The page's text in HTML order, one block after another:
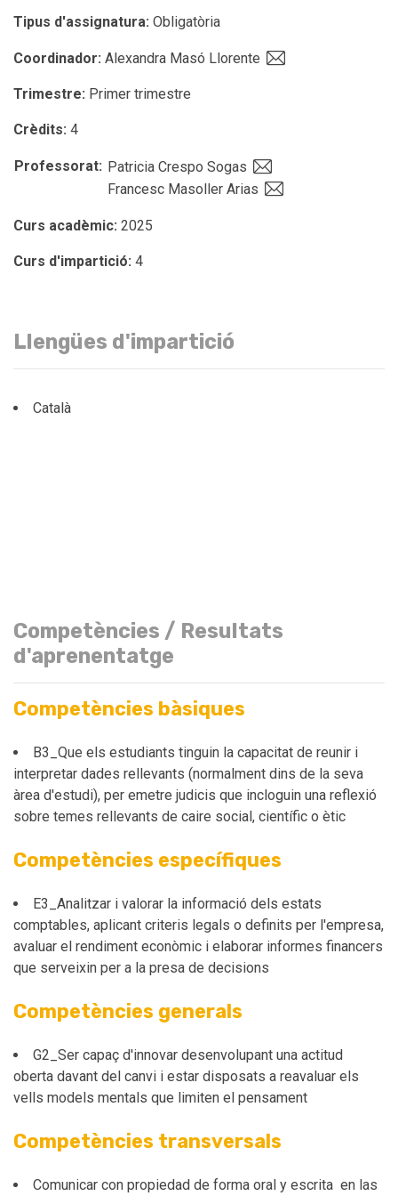
Tipus d'assignatura: Obligatòria
Coordinador: Alexandra Masó Llorente
Trimestre: Primer trimestre
Crèdits: 4
Professorat: Patricia Crespo Sogas
Francesc Masoller Arias
Curs acadèmic: 2025
Curs d'impartició: 4
Llengües d'impartició
Català
Competències / Resultats
d'aprenentatge
Competències bàsiques
B3_Que els estudiants tinguin la capacitat de reunir i
interpretar dades rellevants (normalment dins de la seva
àrea d'estudi), per emetre judicis que incloguin una reflexió
sobre temes rellevants de caire social, científic o ètic
Competències específiques
E3_Analitzar i valorar la informació dels estats
comptables, aplicant criteris legals o definits per l'empresa,
avaluar el rendiment econòmic i elaborar informes financers
que serveixin per a la presa de decisions
Competències generals
G2_Ser capaç d'innovar desenvolupant una actitud
oberta davant del canvi i estar disposats a reavaluar els
vells models mentals que limiten el pensament
Competències transversals
Comunicar con propiedad de forma oral y escrita en las